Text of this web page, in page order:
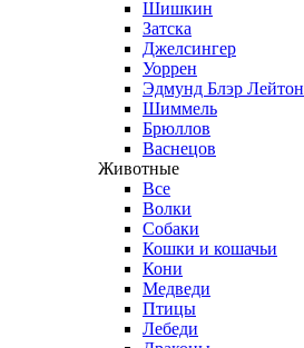
Шишкин
Затска
Джелсингер
Уоррен
Эдмунд Блэр Лейтон
Шиммель
Брюллов
Васнецов
Животные
Все
Волки
Собаки
Кошки и кошачьи
Кони
Медведи
Птицы
Лебеди